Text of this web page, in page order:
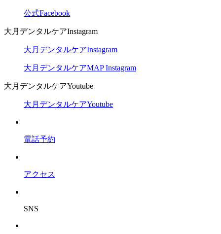
公式Facebook
大月デンタルケアInstagram
大月デンタルケアInstagram
大月デンタルケアMAP Instagram
大月デンタルケアYoutube
大月デンタルケアYoutube
電話予約
アクセス
SNS